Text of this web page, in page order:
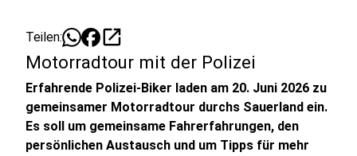
Teilen: open_in_new
Motorradtour mit der Polizei
Erfahrende Polizei-Biker laden am 20. Juni 2026 zu
gemeinsamer Motorradtour durchs Sauerland ein.
Es soll um gemeinsame Fahrerfahrungen, den
persönlichen Austausch und um Tipps für mehr